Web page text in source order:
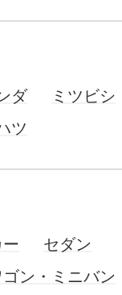
ダ
ミツビシ
ツ
セダン
ゴン・ミニバン